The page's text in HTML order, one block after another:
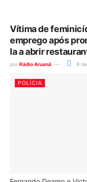
Vítima de
emprego após
la a abrir
por Rádio Aruanã 8
POLÍCIA